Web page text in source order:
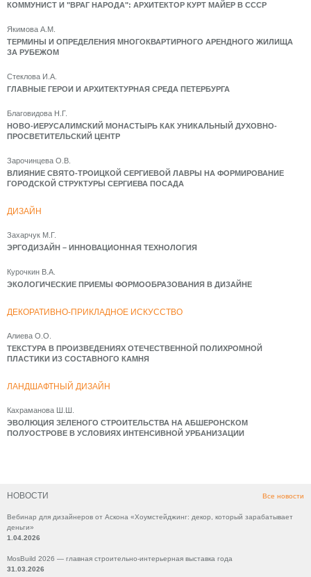
НОВОСТИ Все новости
Вебинар для дизайнеров от Аскона «Хоумстейджинг: декор, который зарабатывает
деньги»
1.04.2026
MosBuild 2026 — главная строительно-интерьерная выставка года
31.03.2026
КОММУНИСТ И "ВРАГ НАРОДА": АРХИТЕКТОР КУРТ МАЙЕР В СССР
Якимова А.М.
ТЕРМИНЫ И ОПРЕДЕЛЕНИЯ МНОГОКВАРТИРНОГО АРЕНДНОГО ЖИЛИЩА
ЗА РУБЕЖОМ
Стеклова И.А.
ГЛАВНЫЕ ГЕРОИ И АРХИТЕКТУРНАЯ СРЕДА ПЕТЕРБУРГА
Благовидова Н.Г.
НОВО-ИЕРУСАЛИМСКИЙ МОНАСТЫРЬ КАК УНИКАЛЬНЫЙ ДУХОВНО-
ПРОСВЕТИТЕЛЬСКИЙ ЦЕНТР
Зарочинцева О.В.
ВЛИЯНИЕ СВЯТО-ТРОИЦКОЙ СЕРГИЕВОЙ ЛАВРЫ НА ФОРМИРОВАНИЕ
ГОРОДСКОЙ СТРУКТУРЫ СЕРГИЕВА ПОСАДА
ДИЗАЙН
Захарчук М.Г.
ЭРГОДИЗАЙН – ИННОВАЦИОННАЯ ТЕХНОЛОГИЯ
Курочкин В.А.
ЭКОЛОГИЧЕСКИЕ ПРИЕМЫ ФОРМООБРАЗОВАНИЯ В ДИЗАЙНЕ
ДЕКОРАТИВНО-ПРИКЛАДНОЕ ИСКУССТВО
Алиева О.О.
ТЕКСТУРА В ПРОИЗВЕДЕНИЯХ ОТЕЧЕСТВЕННОЙ ПОЛИХРОМНОЙ
ПЛАСТИКИ ИЗ СОСТАВНОГО КАМНЯ
ЛАНДШАФТНЫЙ ДИЗАЙН
Кахраманова Ш.Ш.
ЭВОЛЮЦИЯ ЗЕЛЕНОГО СТРОИТЕЛЬСТВА НА АБШЕРОНСКОМ
ПОЛУОСТРОВЕ В УСЛОВИЯХ ИНТЕНСИВНОЙ УРБАНИЗАЦИИ